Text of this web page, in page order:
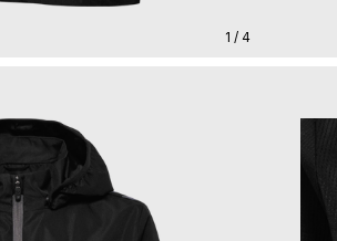
1 / 4